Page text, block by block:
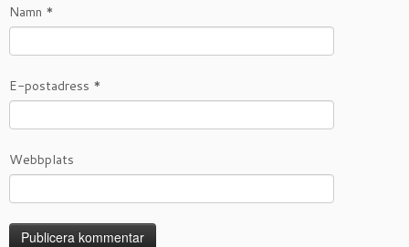
Namn *
E-postadress *
Webbplats